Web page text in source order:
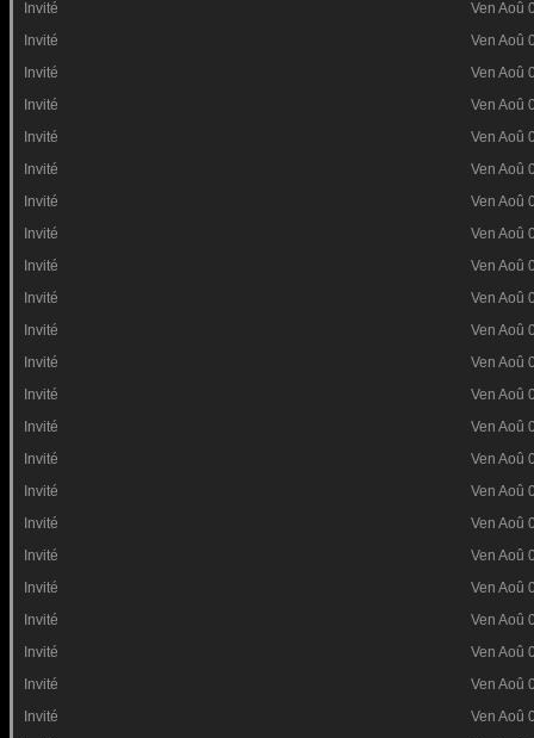
Invité
Ven Aoû
Invité
Ven Aoû
Invité
Ven Aoû
Invité
Ven Aoû
Invité
Ven Aoû
Invité
Ven Aoû
Invité
Ven Aoû
Invité
Ven Aoû
Invité
Ven Aoû
Invité
Ven Aoû
Invité
Ven Aoû
Invité
Ven Aoû
Invité
Ven Aoû
Invité
Ven Aoû
Invité
Ven Aoû
Invité
Ven Aoû
Invité
Ven Aoû
Invité
Ven Aoû
Invité
Ven Aoû
Invité
Ven Aoû
Invité
Ven Aoû
Invité
Ven Aoû
Invité
Ven Aoû